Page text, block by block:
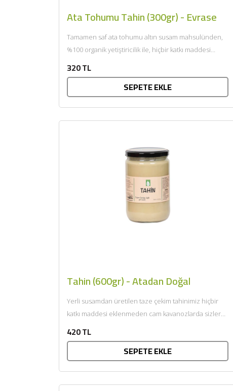
Ata Tohumu Tahin (300gr) - Evrase
Tamamen saf ata tohumu altın susam mahsulünden,
%100 organik yetiştiricilik ile, hiçbir katkı maddesi
320 TL
SEPETE EKLE
Tahin (600gr) - Atadan Doğal
Yerli susamdan üretilen taze çekim tahinimiz hiçbir
katkı maddesi eklenmeden cam kavanozlarda sizlere
420 TL
SEPETE EKLE